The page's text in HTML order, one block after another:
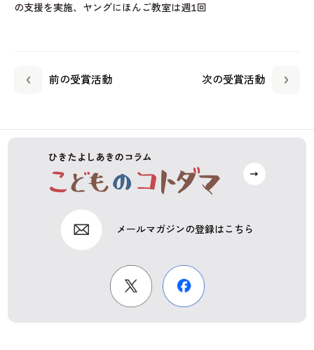
の支援を実施、ヤングにほんご教室は週1回
前の受賞活動 次の受賞活動
メールマガジンの登録はこちら